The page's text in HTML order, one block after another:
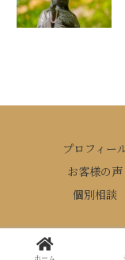
プロフィー
お客様の声
個別相談
©